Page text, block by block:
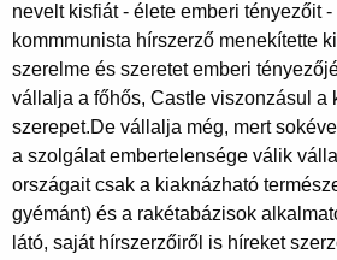
nevelt kisfiát - élete emberi tényezőit
kommmunista hírszerző menekítette
szerelme és szeretet emberi
vállalja a főhős, Castle viszonzásul a
szerepet.De vállalja még, mert
a szolgálat embertelensége válik
országait csak a kiaknázható
gyémánt) és a rakétabázisok
látó, saját hírszerzőiről is híreket